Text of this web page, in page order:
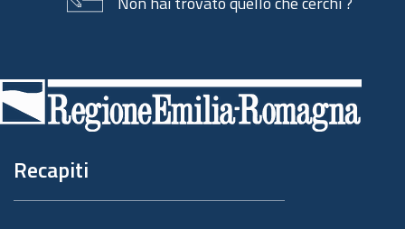
di
pagina
Recapiti